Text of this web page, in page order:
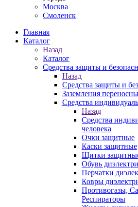
Москва
Смоленск
Главная
Каталог
Назад
Каталог
Средства защиты и
Назад
Средства защиты и
Заземления
Средства
Назад
Средства
человека
Очки защитные
Каски защитные
Щитки
Обувь
Перчатки
Ковры
Противогазы,
Респираторы